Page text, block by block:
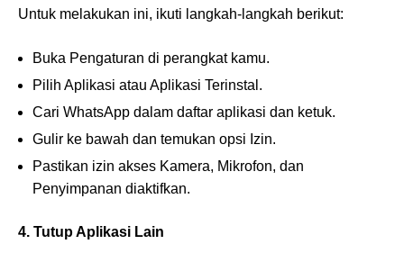
Untuk melakukan ini, ikuti langkah-langkah berikut:
Buka Pengaturan di perangkat kamu.
Pilih Aplikasi atau Aplikasi Terinstal.
Cari WhatsApp dalam daftar aplikasi dan ketuk.
Gulir ke bawah dan temukan opsi Izin.
Pastikan izin akses Kamera, Mikrofon, dan
Penyimpanan diaktifkan.
4. Tutup Aplikasi Lain